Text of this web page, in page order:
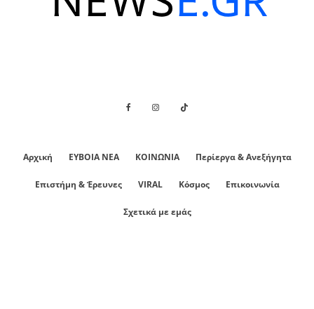
Αρχική ΕΥΒΟΙΑ ΝΕΑ ΚΟΙΝΩΝΙΑ Περίεργα & Ανεξήγητα
Επιστήμη & Έρευνες VIRAL Κόσμος Επικοινωνία
Σχετικά με εμάς